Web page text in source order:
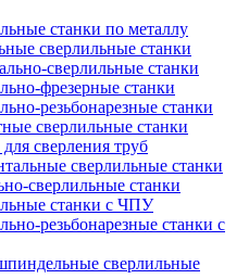
станки по металлу
сверлильные станки
сверлильные станки
фрезерные станки
резьбонарезные станки
сверлильные станки
сверления труб
сверлильные станки
сверлильные станки
станки с ЧПУ
резьбонарезные станки с
сверлильные